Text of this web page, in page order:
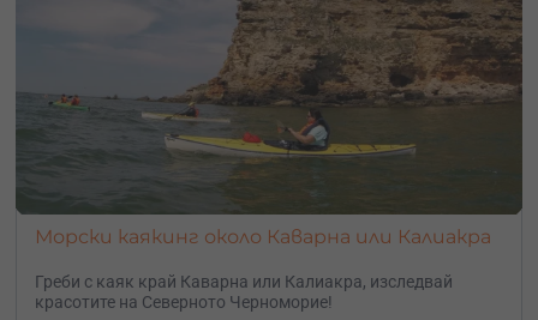
Морски каякинг около Каварна или Калиакра
Греби с каяк край Каварна или Калиакра, изследвай
красотите на Северното Черноморие!